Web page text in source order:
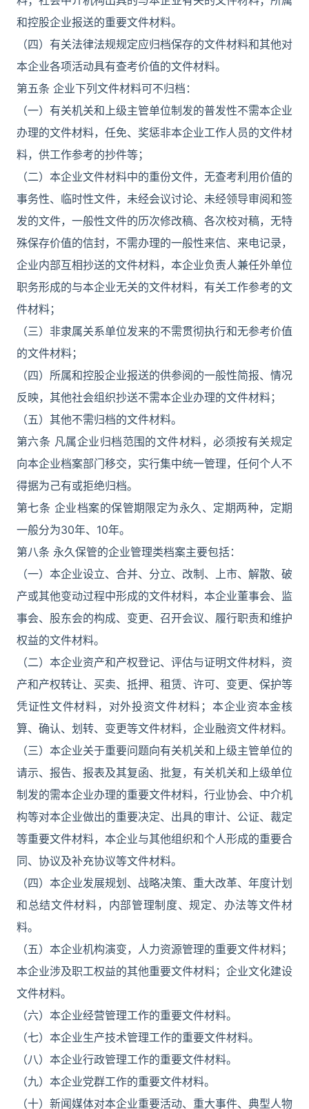
和控股企业报送的重要文件材料。
（四）有关法律法规规定应归档保存的文件材料和其他对
本企业各项活动具有查考价值的文件材料。
第五条 企业下列文件材料可不归档：
（一）有关机关和上级主管单位制发的普发性不需本企业
办理的文件材料，任免、奖惩非本企业工作人员的文件材
料，供工作参考的抄件等；
（二）本企业文件材料中的重份文件，无查考利用价值的
事务性、临时性文件，未经会议讨论、未经领导审阅和签
发的文件，一般性文件的历次修改稿、各次校对稿，无特
殊保存价值的信封，不需办理的一般性来信、来电记录，
企业内部互相抄送的文件材料，本企业负责人兼任外单位
职务形成的与本企业无关的文件材料，有关工作参考的文
件材料；
（三）非隶属关系单位发来的不需贯彻执行和无参考价值
的文件材料；
（四）所属和控股企业报送的供参阅的一般性简报、情况
反映，其他社会组织抄送不需本企业办理的文件材料；
（五）其他不需归档的文件材料。
第六条 凡属企业归档范围的文件材料，必须按有关规定
向本企业档案部门移交，实行集中统一管理，任何个人不
得据为己有或拒绝归档。
第七条 企业档案的保管期限定为永久、定期两种，定期
一般分为30年、10年。
第八条 永久保管的企业管理类档案主要包括：
（一）本企业设立、合并、分立、改制、上市、解散、破
产或其他变动过程中形成的文件材料，本企业董事会、监
事会、股东会的构成、变更、召开会议、履行职责和维护
权益的文件材料。
（二）本企业资产和产权登记、评估与证明文件材料，资
产和产权转让、买卖、抵押、租赁、许可、变更、保护等
凭证性文件材料，对外投资文件材料；本企业资本金核
算、确认、划转、变更等文件材料，企业融资文件材料。
（三）本企业关于重要问题向有关机关和上级主管单位的
请示、报告、报表及其复函、批复，有关机关和上级单位
制发的需本企业办理的重要文件材料，行业协会、中介机
构等对本企业做出的重要决定、出具的审计、公证、裁定
等重要文件材料，本企业与其他组织和个人形成的重要合
同、协议及补充协议等文件材料。
（四）本企业发展规划、战略决策、重大改革、年度计划
和总结文件材料，内部管理制度、规定、办法等文件材
料。
（五）本企业机构演变，人力资源管理的重要文件材料；
本企业涉及职工权益的其他重要文件材料；企业文化建设
文件材料。
（六）本企业经营管理工作的重要文件材料。
（七）本企业生产技术管理工作的重要文件材料。
（八）本企业行政管理工作的重要文件材料。
（九）本企业党群工作的重要文件材料。
（十）新闻媒体对本企业重要活动、重大事件、典型人物